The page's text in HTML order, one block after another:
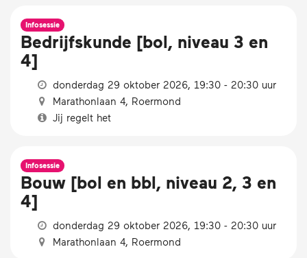
Infosessie
Bedrijfskunde [bol, niveau 3 en
4]
donderdag 29 oktober 2026, 19:30 - 20:30 uur
Marathonlaan 4, Roermond
Jij regelt het
Infosessie
Bouw [bol en bbl, niveau 2, 3 en
4]
donderdag 29 oktober 2026, 19:30 - 20:30 uur
Marathonlaan 4, Roermond